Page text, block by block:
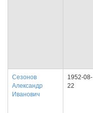
Сезонов
Александр
Иванович
1952-08-
22